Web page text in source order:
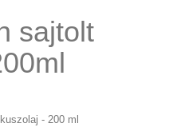
sajtolt
- 200 ml